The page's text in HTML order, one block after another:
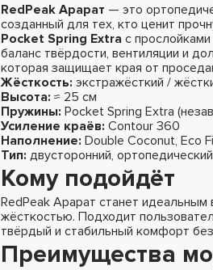
RedPeak Арарат — это
созданный для тех, кто ценит
Pocket Spring Extra с прослойками
баланс твёрдости, вентиляции и
которая защищает края от
Жёсткость: экстражёсткий /
Высота: ≈ 25 см
Пружины: Pocket Spring Extra
Усиление краёв: Contour 360
Наполнение: Double Coconut, Eco
Тип: двусторонний, ортопедический
Кому подойдёт
RedPeak Арарат станет
жёсткостью. Подходит
твёрдый и стабильный комфорт
Преимущества